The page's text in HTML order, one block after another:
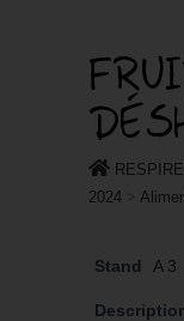
2024
Stand A 3